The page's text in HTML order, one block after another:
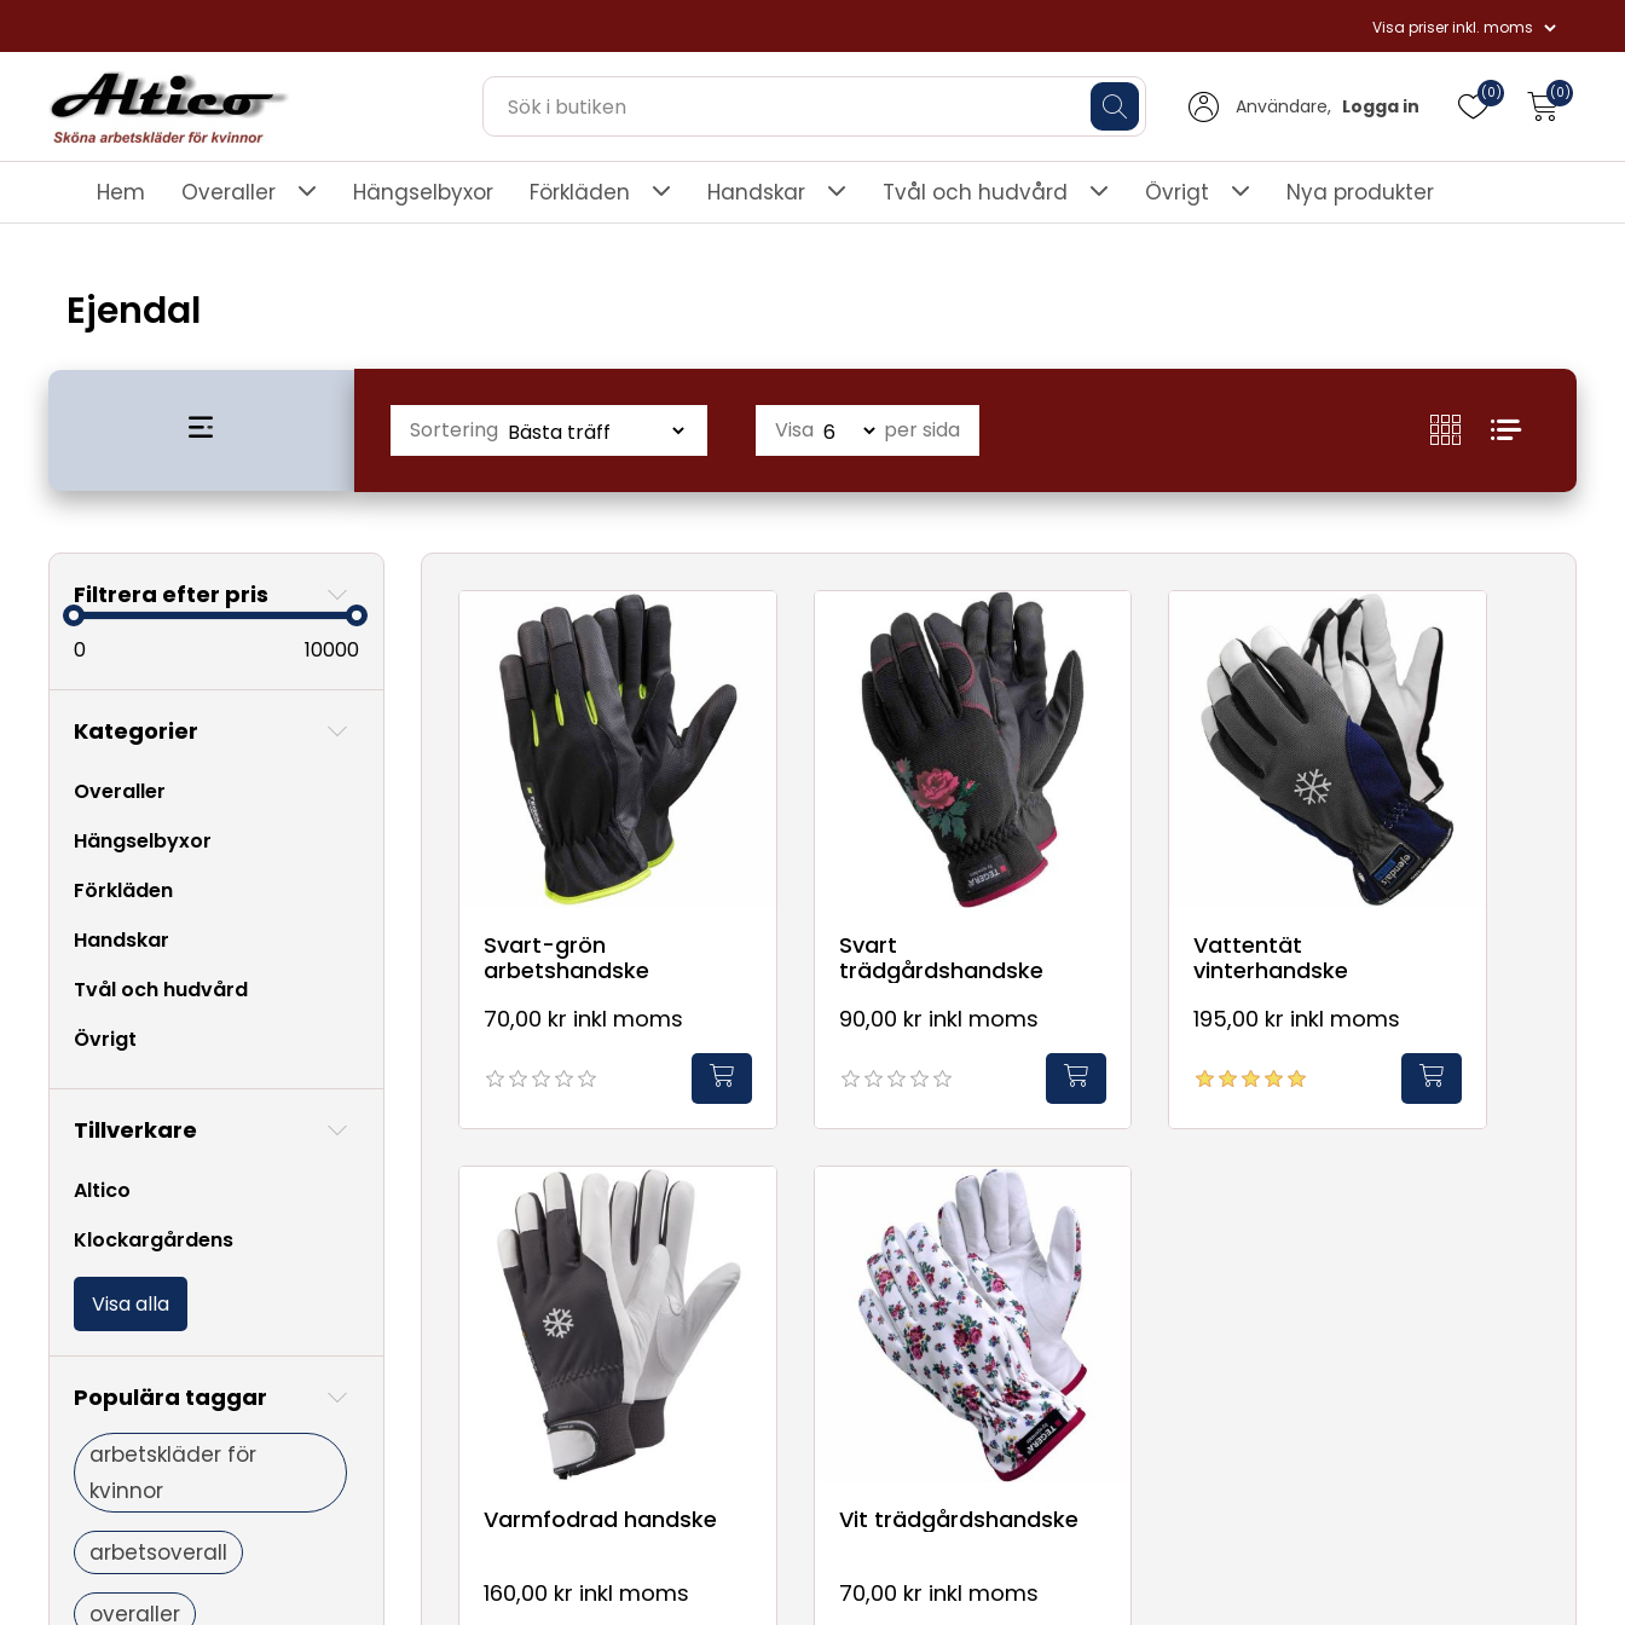
Användare, Logga in
(0) (0)
Hem Overaller Hängselbyxor Förkläden Handskar Tvål och hudvård Övrigt Nya produkter
Ejendal
Sortering Visa per sida
Filtrera efter pris
0 10000
Kategorier
Overaller
Hängselbyxor
Förkläden
Handskar
Tvål och hudvård
Övrigt
Tillverkare
Altico
Klockargårdens
Visa alla
Populära taggar
arbetskläder för
kvinnor
arbetsoverall
overaller
Svart-grön
arbetshandske
70,00 kr inkl moms
Svart
trädgårdshandske
90,00 kr inkl moms
Vattentät
vinterhandske
195,00 kr inkl moms
Varmfodrad handske
160,00 kr inkl moms
Vit trädgårdshandske
70,00 kr inkl moms